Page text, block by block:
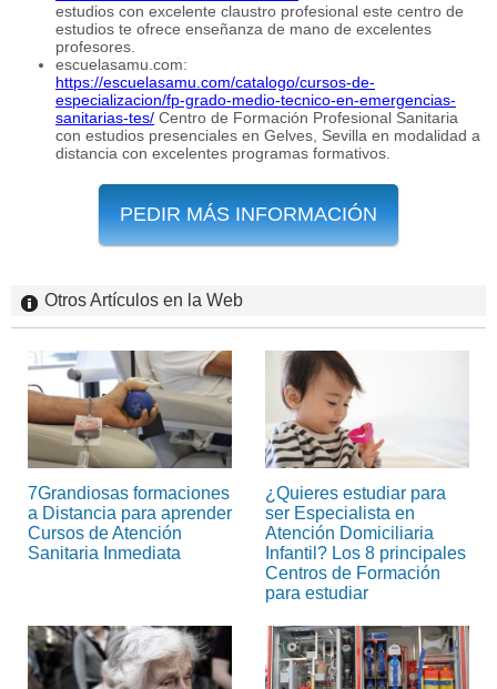
estudios con excelente claustro profesional este centro de
estudios te ofrece enseñanza de mano de excelentes
profesores.
escuelasamu.com:
https://escuelasamu.com/catalogo/cursos-de-
especializacion/fp-grado-medio-tecnico-en-emergencias-
sanitarias-tes/ Centro de Formación Profesional Sanitaria
con estudios presenciales en Gelves, Sevilla en modalidad a
distancia con excelentes programas formativos.
PEDIR MÁS INFORMACIÓN
Otros Artículos en la Web
7Grandiosas formaciones
a Distancia para aprender
Cursos de Atención
Sanitaria Inmediata
¿Quieres estudiar para
ser Especialista en
Atención Domiciliaria
Infantil? Los 8 principales
Centros de Formación
para estudiar